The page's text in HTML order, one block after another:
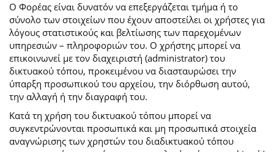
Ο Φορέας είναι δυνατόν να επεξεργάζεται τμήμα ή το
σύνολο των στοιχείων που έχουν αποστείλει οι χρήστες για
λόγους στατιστικούς και βελτίωσης των παρεχομένων
υπηρεσιών – πληροφοριών του. Ο χρήστης μπορεί να
επικοινωνεί με τον διαχειριστή (administrator) του
δικτυακού τόπου, προκειμένου να διασταυρώσει την
ύπαρξη προσωπικού του αρχείου, την διόρθωση αυτού,
την αλλαγή ή την διαγραφή του.
Κατά τη χρήση του δικτυακού τόπου μπορεί να
συγκεντρώνονται προσωπικά και μη προσωπικά στοιχεία
αναγνώρισης των χρηστών του διαδικτυακού τόπου